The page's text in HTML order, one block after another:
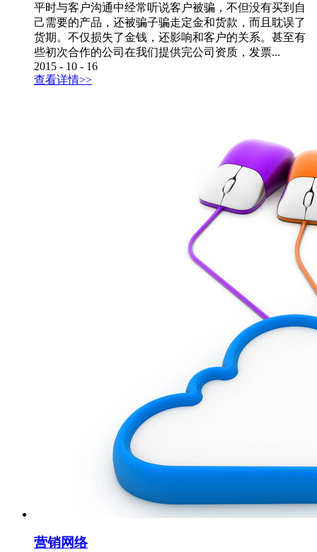
平时与客户沟通中经常听说客户被骗，不但没有买到自
己需要的产品，还被骗子骗走定金和货款，而且耽误了
货期。不仅损失了金钱，还影响和客户的关系。甚至有
些初次合作的公司在我们提供完公司资质，发票...
2015 - 10 - 16
查看详情>>
营销网络